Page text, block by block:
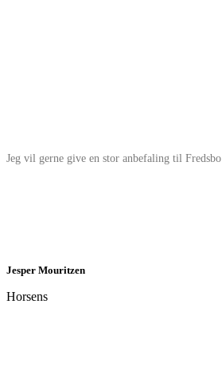
Jeg vil gerne give en stor anbefaling til Fredsbo
Jesper Mouritzen
Horsens